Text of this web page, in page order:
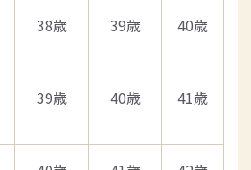
38歳 39歳 40歳
39歳 40歳 41歳